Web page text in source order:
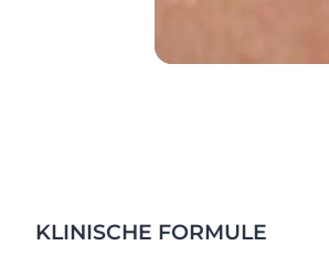
KLINISCHE FORMULE